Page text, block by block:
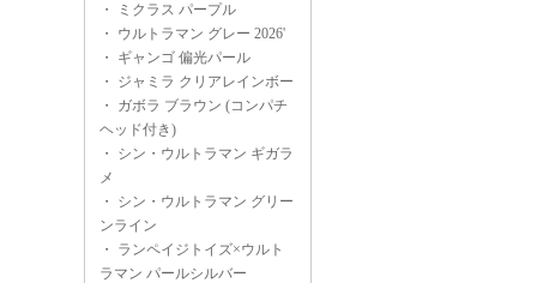
・
ミクラス パープル
・ ウルトラマン グレー 2026'
・ ギャンゴ 偏光パール
・ ジャミラ クリアレインボー
・ ガボラ ブラウン (コンパチ
ヘッド付き)
・ シン・ウルトラマン ギガラ
メ
・ シン・ウルトラマン グリー
ンライン
・ ランペイジトイズ×ウルト
ラマン パールシルバー